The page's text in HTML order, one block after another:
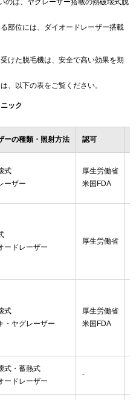
のは、ヤグレーザー搭載の熱破壊式脱
部位には、ダイオードレーザー搭載
けた脱毛機は、安全で高い効果を期
、以下の表をご覧ください。
ック
ーの種類・照射方法 認可
式
ーザー
厚生労働省
米国FDA
ードレーザー
厚生労働省
式
・ヤグレーザー
厚生労働省
米国FDA
式・蓄熱式
ードレーザー
-